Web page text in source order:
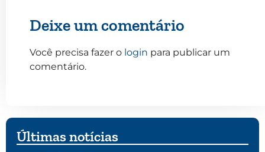
Deixe um comentário
Você precisa fazer o login para publicar um
comentário.
Últimas notícias